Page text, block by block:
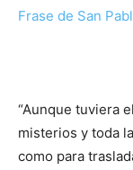
Frase de San
“Aunque tuviera
misterios y toda
como para